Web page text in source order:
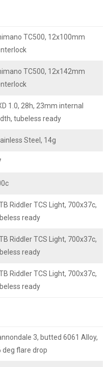
TC500, 12x100mm
TC500, 12x142mm
1.0, 28h, 23mm internal
tubeless ready
Steel, 14g
Riddler TCS Light, 700x37c,
ready
Riddler TCS Light, 700x37c,
ready
Riddler TCS Light, 700x37c,
ready
3, butted 6061 Alloy,
deg flare drop